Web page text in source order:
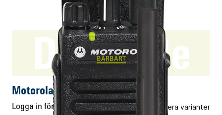
DP2400e
BÄRBART
Motorola DP2400e
Logga in för pris Flera varianter